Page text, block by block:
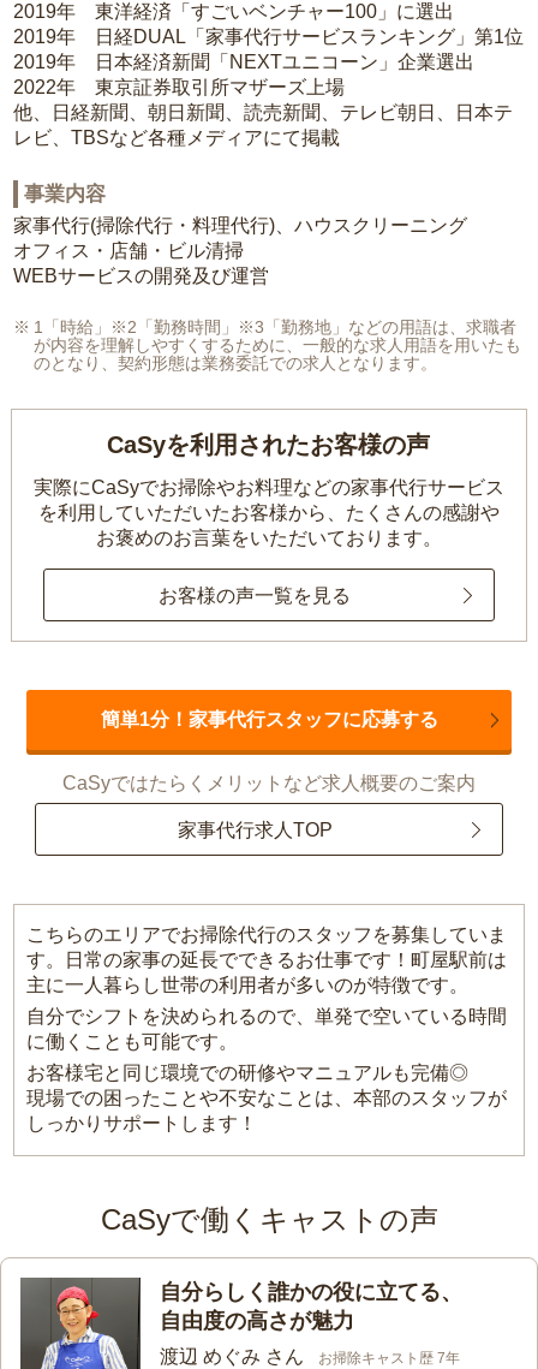
2019年 東洋経済「すごいベンチャー100」に選出
2019年 日経DUAL「家事代行サービスランキング」第1位
2019年 日本経済新聞「NEXTユニコーン」企業選出
2022年 東京証券取引所マザーズ上場
他、日経新聞、朝日新聞、読売新聞、テレビ朝日、日本テ
レビ、TBSなど各種メディアにて掲載
事業内容
家事代行(掃除代行・料理代行)、ハウスクリーニング
オフィス・店舗・ビル清掃
WEBサービスの開発及び運営
1「時給」※2「勤務時間」※3「勤務地」などの用語は、求職者
が内容を理解しやすくするために、一般的な求人用語を用いたも
のとなり、契約形態は業務委託での求人となります。
CaSyを利用されたお客様の声
実際にCaSyでお掃除やお料理などの家事代行サービス
を利用していただいたお客様から、 たくさんの感謝や
お褒めのお言葉をいただいております。
お客様の声一覧を見る
簡単1分！家事代行スタッフに応募する
CaSyではたらくメリットなど求人概要のご案内
家事代行求人TOP
こちらのエリアでお掃除代行のスタッフを募集していま
す。日常の家事の延長でできるお仕事です！町屋駅前は
主に一人暮らし世帯の利用者が多いのが特徴です。
自分でシフトを決められるので、単発で空いている時間
に働くことも可能です。
お客様宅と同じ環境での研修やマニュアルも完備◎
現場での困ったことや不安なことは、本部のスタッフが
しっかりサポートします！
CaSyで働くキャストの声
自分らしく誰かの役に立てる、
自由度の高さが魅力
渡辺 めぐみ さん お掃除キャスト歴 7年